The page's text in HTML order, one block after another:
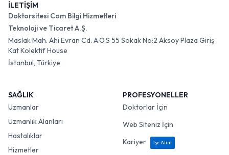
İLETİŞİM
Doktorsitesi Com Bilgi Hizmetleri
Teknoloji ve Ticaret A.Ş.
Maslak Mah. Ahi Evran Cd. A.O.S 55 Sokak No:2 Aksoy Plaza Giriş
Kat Kolektif House
İstanbul, Türkiye
SAĞLIK
Uzmanlar
Uzmanlık Alanları
Hastalıklar
Hizmetler
PROFESYONELLER
Doktorlar İçin
Web Siteniz İçin
Kariyer
İşe Alım